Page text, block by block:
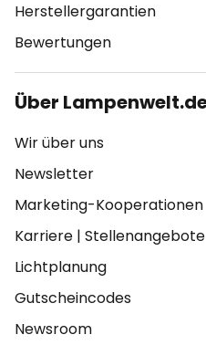
Herstellergarantien
Bewertungen
Über
Wir über uns
Newsletter
Marketing-Kooperationen
Karriere | Stellenangebote
Lichtplanung
Gutscheincodes
Newsroom